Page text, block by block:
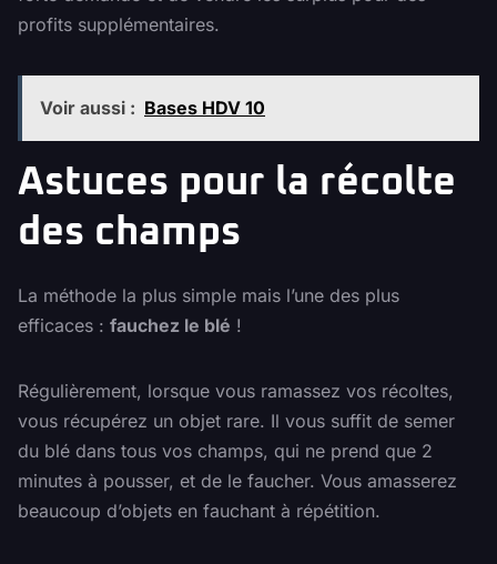
profits supplémentaires.
Voir aussi : Bases HDV 10
Astuces pour la récolte
des champs
La méthode la plus simple mais l’une des plus
efficaces : fauchez le blé !
Régulièrement, lorsque vous ramassez vos récoltes,
vous récupérez un objet rare. Il vous suffit de semer
du blé dans tous vos champs, qui ne prend que 2
minutes à pousser, et de le faucher. Vous amasserez
beaucoup d’objets en fauchant à répétition.